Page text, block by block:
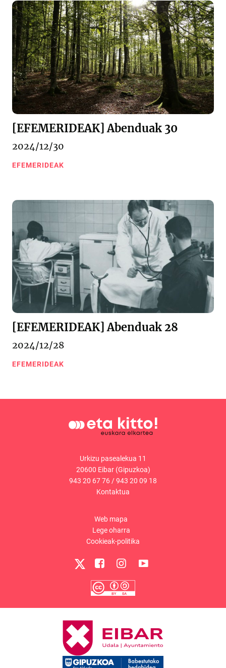
[EFEMERIDEAK] Abenduak 30
2024/12/30
EFEMERIDEAK
[EFEMERIDEAK] Abenduak 28
2024/12/28
EFEMERIDEAK
Urkizu pasealekua 11
20600 Eibar (Gipuzkoa)
943 20 67 76 /943 20 09 18
Kontaktua
Web mapa
Lege oharra
Cookieak-politika